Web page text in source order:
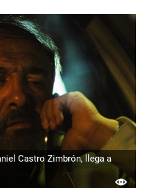
Castro Zimbrón, llega a